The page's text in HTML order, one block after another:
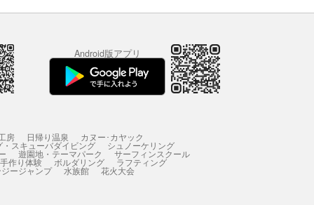
Android版アプリ
房 日帰り温泉 カヌー･カヤック
・スキューバダイビング シュノーケリング
遊園地・テーマパーク サーフィンスクール
作り体験 ボルダリング ラフティング
ージャンプ 水族館 花火大会